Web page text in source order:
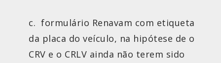
c. formulário Renavam com etiqueta
da placa do veículo, na hipótese de o
CRV e o CRLV ainda não terem sido